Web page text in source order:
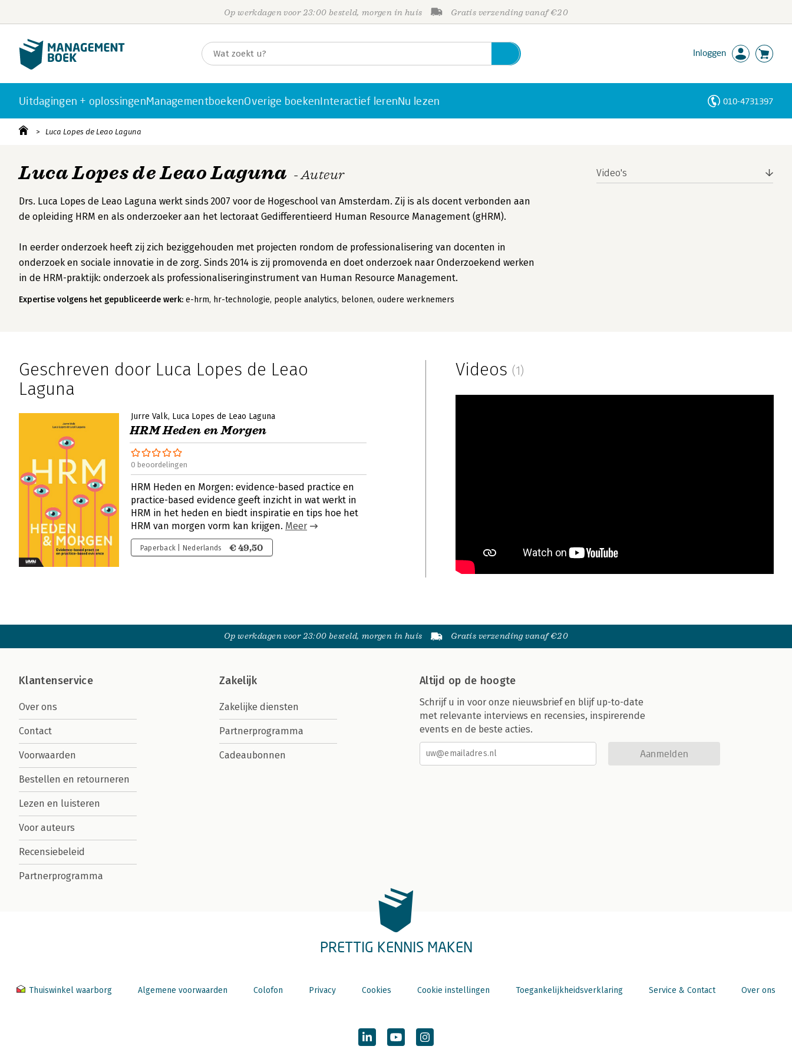
Op werkdagen voor 23:00 besteld, morgen in huis Gratis verzending vanaf €20
Inloggen
Uitdagingen + oplossingenManagementboekenOverige boekenInteractief lerenNu lezen 010-4731397
Luca Lopes de Leao Laguna
Luca Lopes de Leao Laguna - Auteur
Drs. Luca Lopes de Leao Laguna werkt sinds 2007 voor de Hogeschool van Amsterdam. Zij is als docent verbonden aan
de opleiding HRM en als onderzoeker aan het lectoraat Gedifferentieerd Human Resource Management (gHRM).
In eerder onderzoek heeft zij zich beziggehouden met projecten rondom de professionalisering van docenten in
onderzoek en sociale innovatie in de zorg. Sinds 2014 is zij promovenda en doet onderzoek naar Onderzoekend werken
in de HRM-praktijk: onderzoek als professionaliseringinstrument van Human Resource Management.
Expertise volgens het gepubliceerde werk: e-hrm, hr-technologie, people analytics, belonen, oudere werknemers
Video's
Geschreven door Luca Lopes de Leao
Laguna
Jurre Valk Luca Lopes de Leao Laguna
HRM Heden en Morgen
0 beoordelingen
HRM Heden en Morgen: evidence-based practice en
practice-based evidence geeft inzicht in wat werkt in
HRM in het heden en biedt inspiratie en tips hoe het
HRM van morgen vorm kan krijgen. Meer
Paperback | Nederlands € 49,50
Videos (1)
Op werkdagen voor 23:00 besteld, morgen in huis Gratis verzending vanaf €20
Klantenservice
Over ons
Contact
Voorwaarden
Bestellen en retourneren
Lezen en luisteren
Voor auteurs
Recensiebeleid
Partnerprogramma
Zakelijk
Zakelijke diensten
Partnerprogramma
Cadeaubonnen
Altijd op de hoogte
Schrijf u in voor onze nieuwsbrief en blijf up-to-date
met relevante interviews en recensies, inspirerende
events en de beste acties.
Aanmelden
PRETTIG KENNIS MAKEN
Thuiswinkel waarborg Algemene voorwaarden Colofon Privacy Cookies Cookie instellingen Toegankelijkheidsverklaring Service & Contact Over ons
Personen